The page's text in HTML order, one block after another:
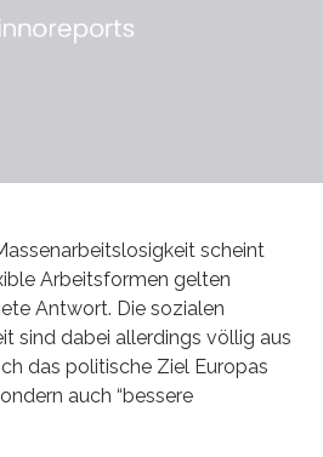
scheint
Arbeitsformen gelten
Antwort. Die sozialen
sind dabei allerdings völlig aus
das politische Ziel Europas
auch “bessere